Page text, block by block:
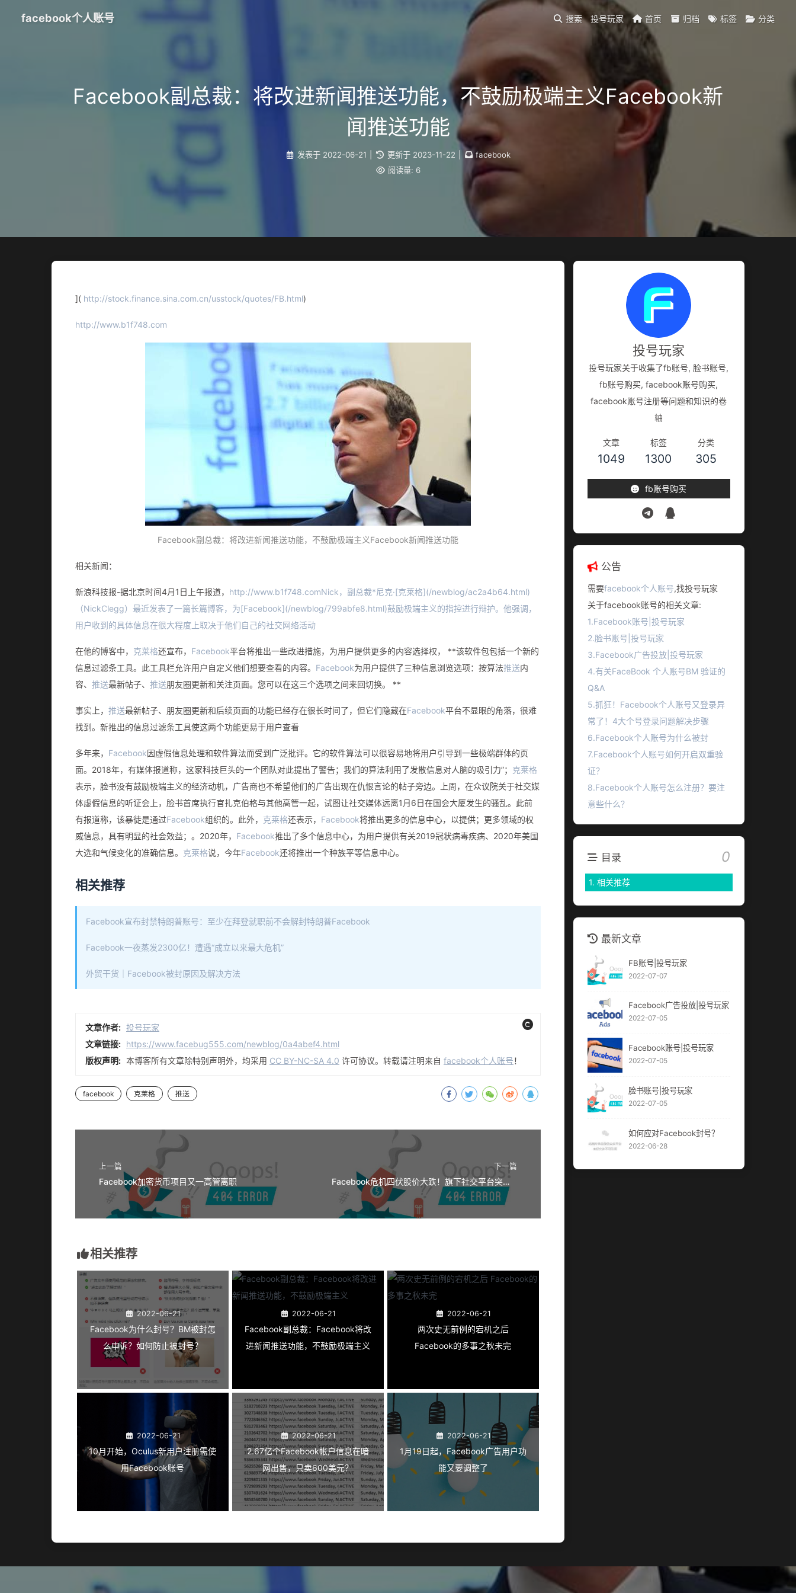
facebook个人账号 搜索 投号玩家 首页 归档 标签 分类
Facebook副总裁：将改进新闻推送功能，不鼓励极端主义Facebook新
闻推送功能
发表于 2022-06-21 更新于 2023-11-22
facebook
阅读量: 6
]( http://stock.finance.sina.com.cn/usstock/quotes/FB.html)
http://www.b1f748.com
Facebook副总裁：将改进新闻推送功能，不鼓励极端主义Facebook新闻推送功能
相关新闻：
新浪科技报-据北京时间4月1日上午报道， http://www.b1f748.comNick，副总裁*尼克·[克莱格](/newblog/ac2a4b64.html)
（NickClegg）最近发表了一篇长篇博客，为[Facebook](/newblog/799abfe8.html)鼓励极端主义的指控进行辩护。他强调，
用户收到的具体信息在很大程度上取决于他们自己的社交网络活动
在他的博客中， 克莱格还宣布， Facebook平台将推出一些改进措施，为用户提供更多的内容选择权， **该软件包包括一个新的
信息过滤条工具。此工具栏允许用户自定义他们想要查看的内容。 Facebook为用户提供了三种信息浏览选项：按算法推送内
容、 推送最新帖子、 推送朋友圈更新和关注页面。您可以在这三个选项之间来回切换。 **
事实上， 推送最新帖子、朋友圈更新和后续页面的功能已经存在很长时间了，但它们隐藏在Facebook平台不显眼的角落，很难
找到。新推出的信息过滤条工具使这两个功能更易于用户查看
多年来， Facebook因虚假信息处理和软件算法而受到广泛批评。它的软件算法可以很容易地将用户引导到一些极端群体的页
面。2018年，有媒体报道称，这家科技巨头的一个团队对此提出了警告；我们的算法利用了发散信息对人脑的吸引力”； 克莱格
表示，脸书没有鼓励极端主义的经济动机，广告商也不希望他们的广告出现在仇恨言论的帖子旁边。上周，在众议院关于社交媒
体虚假信息的听证会上，脸书首席执行官扎克伯格与其他高管一起，试图让社交媒体远离1月6日在国会大厦发生的骚乱。此前
有报道称，该暴徒是通过Facebook组织的。此外， 克莱格还表示， Facebook将推出更多的信息中心，以提供；更多领域的权
威信息，具有明显的社会效益；。2020年， Facebook推出了多个信息中心，为用户提供有关2019冠状病毒疾病、2020年美国
大选和气候变化的准确信息。 克莱格说，今年Facebook还将推出一个种族平等信息中心。
相关推荐
Facebook宣布封禁特朗普账号：至少在拜登就职前不会解封特朗普Facebook
Facebook一夜蒸发2300亿！遭遇“成立以来最大危机”
外贸干货｜Facebook被封原因及解决方法
文章作者: 投号玩家
文章链接: https://www.facebug555.com/newblog/0a4abef4.html
版权声明: 本博客所有文章除特别声明外，均采用 CC BY-NC-SA 4.0 许可协议。转载请注明来自 facebook个人账号！
facebook 克莱格 推送
上一篇
Facebook加密货币项目又一高管离职
下一篇
Facebook危机四伏股价大跌！旗下社交平台突发服务器中断 另有内部文件揭秘“罔顾公共利益”
相关推荐
2022-06-21
Facebook为什么封号？BM被封怎
么申诉？如何防止被封号？
2022-06-21
Facebook副总裁：Facebook将改
进新闻推送功能，不鼓励极端主义
2022-06-21
两次史无前例的宕机之后
Facebook的多事之秋未完
2022-06-21
10月开始，Oculus新用户注册需使
用Facebook账号
2022-06-21
2.67亿个Facebook帐户信息在暗
网出售，只卖600美元？
2022-06-21
1月19日起，Facebook广告用户功
能又要调整了
投号玩家
投号玩家关于收集了fb账号, 脸书账号,
fb账号购买, facebook账号购买,
facebook账号注册等问题和知识的卷
轴
文章
1049
标签
1300
分类
305
fb账号购买
公告
需要facebook个人账号,找投号玩家
关于facebook账号的相关文章:
1.Facebook账号|投号玩家
2.脸书账号|投号玩家
3.Facebook广告投放|投号玩家
4.有关FaceBook 个人账号BM 验证的
Q&A
5.抓狂！Facebook个人账号又登录异
常了！4大个号登录问题解决步骤
6.Facebook个人账号为什么被封
7.Facebook个人账号如何开启双重验
证？
8.Facebook个人账号怎么注册？要注
意些什么？
目录 0
1. 相关推荐
最新文章
FB账号|投号玩家
2022-07-07
Facebook广告投放|投号玩家
2022-07-05
Facebook账号|投号玩家
2022-07-05
脸书账号|投号玩家
2022-07-05
如何应对Facebook封号？
2022-06-28